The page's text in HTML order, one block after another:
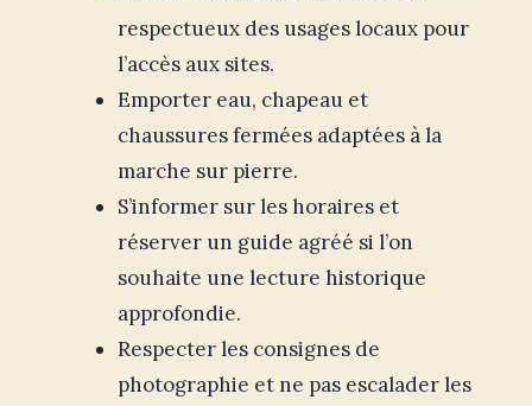
respectueux des usages locaux pour
l’accès aux sites.
Emporter eau, chapeau et
chaussures fermées adaptées à la
marche sur pierre.
S’informer sur les horaires et
réserver un guide agréé si l’on
souhaite une lecture historique
approfondie.
Respecter les consignes de
photographie et ne pas escalader les